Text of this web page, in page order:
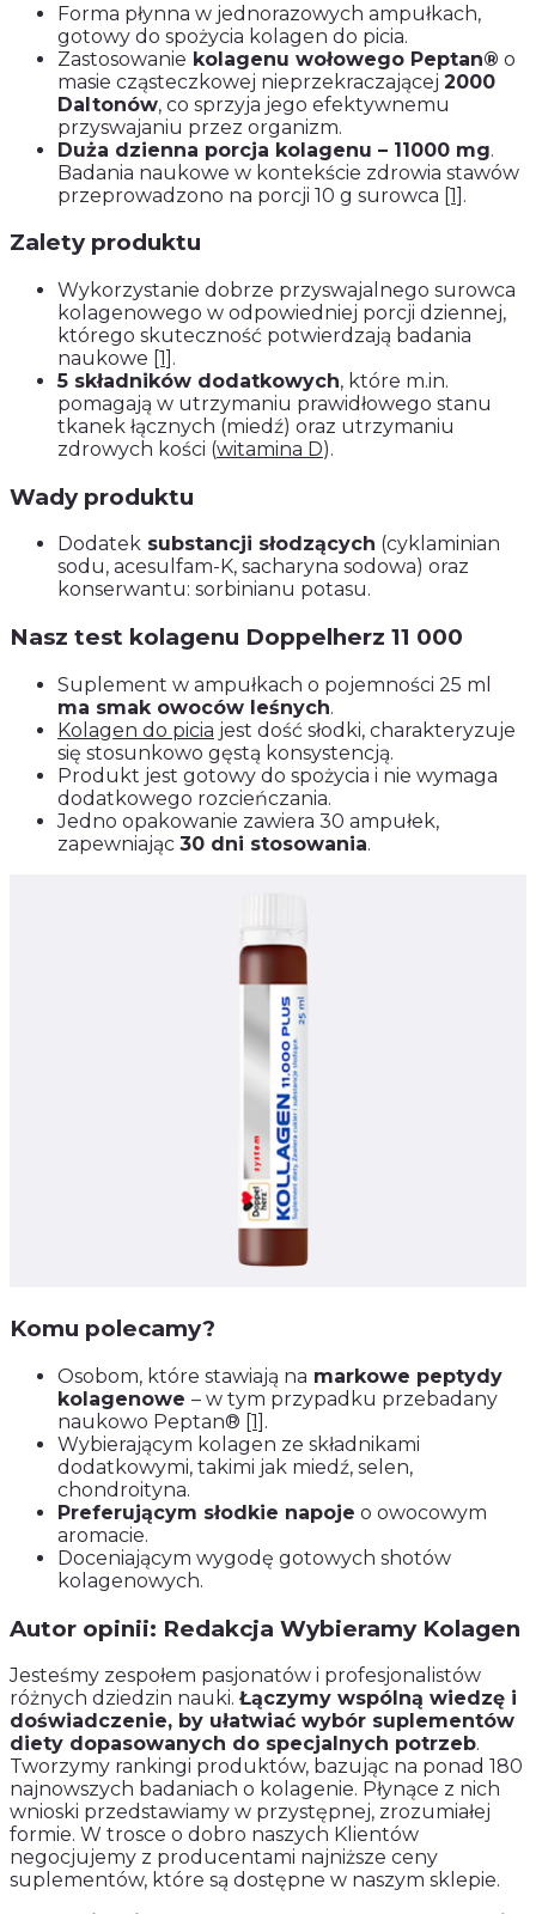
Forma płynna w jednorazowych ampułkach,
gotowy do spożycia kolagen do picia.
Zastosowanie kolagenu wołowego Peptan® o
masie cząsteczkowej nieprzekraczającej 2000
Daltonów, co sprzyja jego efektywnemu
przyswajaniu przez organizm.
Duża dzienna porcja kolagenu – 11000 mg.
Badania naukowe w kontekście zdrowia stawów
przeprowadzono na porcji 10 g surowca [1] .
Zalety produktu
Wykorzystanie dobrze przyswajalnego surowca
kolagenowego w odpowiedniej porcji dziennej,
którego skuteczność potwierdzają badania
naukowe [1] .
5 składników dodatkowych, które m.in.
pomagają w utrzymaniu prawidłowego stanu
tkanek łącznych (miedź) oraz utrzymaniu
zdrowych kości (witamina D).
Wady produktu
Dodatek substancji słodzących (cyklaminian
sodu, acesulfam-K, sacharyna sodowa) oraz
konserwantu: sorbinianu potasu.
Nasz test kolagenu Doppelherz 11 000
Suplement w ampułkach o pojemności 25 ml
ma smak owoców leśnych.
Kolagen do picia jest dość słodki, charakteryzuje
się stosunkowo gęstą konsystencją.
Produkt jest gotowy do spożycia i nie wymaga
dodatkowego rozcieńczania.
Jedno opakowanie zawiera 30 ampułek,
zapewniając 30 dni stosowania.
Komu polecamy?
Osobom, które stawiają na markowe peptydy
kolagenowe – w tym przypadku przebadany
naukowo Peptan® [1] .
Wybierającym kolagen ze składnikami
dodatkowymi, takimi jak miedź, selen,
chondroityna.
Preferującym słodkie napoje o owocowym
aromacie.
Doceniającym wygodę gotowych shotów
kolagenowych.
Autor opinii: Redakcja Wybieramy Kolagen
Jesteśmy zespołem pasjonatów i profesjonalistów
różnych dziedzin nauki. Łączymy wspólną wiedzę i
doświadczenie, by ułatwiać wybór suplementów
diety dopasowanych do specjalnych potrzeb.
Tworzymy rankingi produktów, bazując na ponad 180
najnowszych badaniach o kolagenie. Płynące z nich
wnioski przedstawiamy w przystępnej, zrozumiałej
formie. W trosce o dobro naszych Klientów
negocjujemy z producentami najniższe ceny
suplementów, które są dostępne w naszym sklepie.